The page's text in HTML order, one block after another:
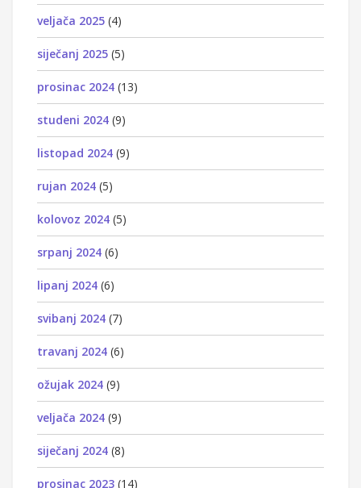
veljača 2025 (4)
siječanj 2025 (5)
prosinac 2024 (13)
studeni 2024 (9)
listopad 2024 (9)
rujan 2024 (5)
kolovoz 2024 (5)
srpanj 2024 (6)
lipanj 2024 (6)
svibanj 2024 (7)
travanj 2024 (6)
ožujak 2024 (9)
veljača 2024 (9)
siječanj 2024 (8)
prosinac 2023 (14)